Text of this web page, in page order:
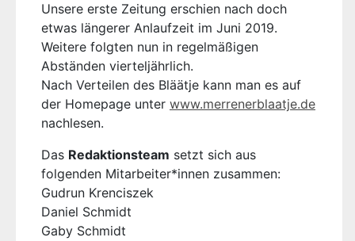
Unsere erste Zeitung erschien nach doch
etwas längerer Anlaufzeit im Juni 2019.
Weitere folgten nun in regelmäßigen
Abständen vierteljährlich.
Nach Verteilen des Bläätje kann man es auf
der Homepage unter www.merrenerblaatje.de
nachlesen.
Das Redaktionsteam setzt sich aus
folgenden Mitarbeiter*innen zusammen:
Gudrun Krenciszek
Daniel Schmidt
Gaby Schmidt